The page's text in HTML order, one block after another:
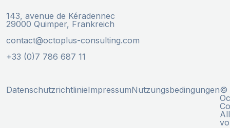
143, avenue de Kéradennec
29000 Quimper, Frankreich
contact@octoplus-consulting.com
+33 (0)7 786 687 11
DatenschutzrichtlinieImpressumNutzungsbedingungen©